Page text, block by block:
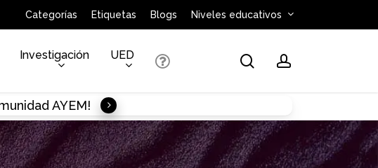
Categorías Etiquetas Blogs Niveles educativos
Investigación UED searchaccount
AYEM!